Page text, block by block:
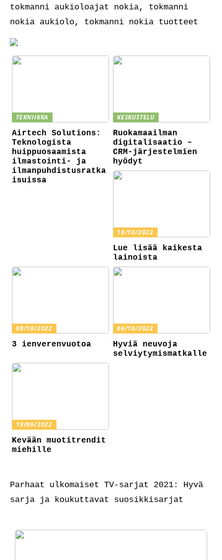
tokmanni aukioloajat nokia, tokmanni
nokia aukiolo, tokmanni nokia tuotteet
TEKNIIKKA
Airtech Solutions:
Teknologista
huippuosaamista
ilmastointi- ja
ilmanpuhdistusratka
isuissa
KESKUSTELU
Ruokamaailman
digitalisaatio –
CRM-järjestelmien
hyödyt
18/10/2022
Lue lisää kaikesta
lainoista
09/10/2022
3 ienverenvuotoa
04/10/2022
Hyviä neuvoja
selviytymismatkalle
19/09/2022
Kevään muotitrendit
miehille
Parhaat ulkomaiset TV-sarjat 2021: Hyvä
sarja ja koukuttavat suosikkisarjat